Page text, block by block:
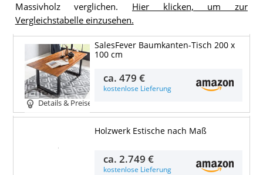
Massivholz verglichen. Hier klicken, um zur
Vergleichstabelle einzusehen.
Details & Preise
SalesFever Baumkanten-Tisch 200 x
100 cm
ca.479 €
kostenlose Lieferung
Holzwerk Estische nach Maß
ca.2.749 €
kostenlose Lieferung